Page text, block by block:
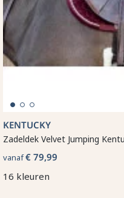
KENTUCKY
Zadeldek Velvet Jumping
vanaf€ 79,99
16 kleuren